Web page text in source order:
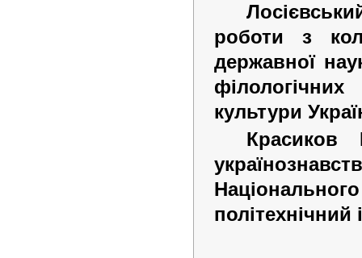
роботи з
державної
культури
Красиков
політехнічний